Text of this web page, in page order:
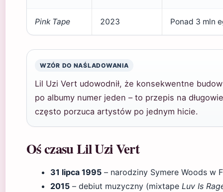
Pink Tape 2023 Ponad 3 mln
WZÓR DO NAŚLADOWANIA
Lil Uzi Vert udowodnił, że konsekwentne
po albumy numer jeden – to przepis na
często porzuca artystów po jednym hicie.
Oś czasu Lil Uzi Vert
31 lipca 1995 – narodziny Symere Woods w
2015 – debiut muzyczny (mixtape Luv Is